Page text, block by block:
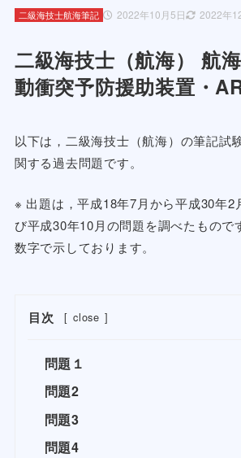
2022年10月5日 2022年
二級海技士航海筆記
二級海技士（航海） 航
動衝突予防援助装置・
以下は，二級海技士（航海）の筆記試
関する過去問題です。
※ 出題は，平成18年7月から平成30年2
び平成30年10月の問題を調べたもので
数字で示しております。
目次 [ close ]
問題１
問題2
問題3
問題4